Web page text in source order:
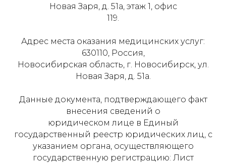
Новая Заря, д. 51а, этаж 1, офис
119.
Адрес места оказания медицинских услуг:
630110, Россия,
Новосибирская область, г. Новосибирск, ул.
Новая Заря, д. 51а.
Данные документа, подтверждающего факт
внесения сведений о
юридическом лице в Единый
государственный реестр юридических лиц, с
указанием органа, осуществляющего
государственную регистрацию: Лист